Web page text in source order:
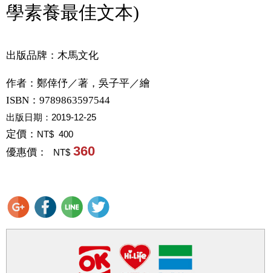
學素養最佳文本)
出版品牌：木馬文化
作者： 鄭倖伃／著，吳子平／繪
ISBN：9789863597544
出版日期： 2019-12-25
定價： NT$ 400
優惠價： NT$ 360